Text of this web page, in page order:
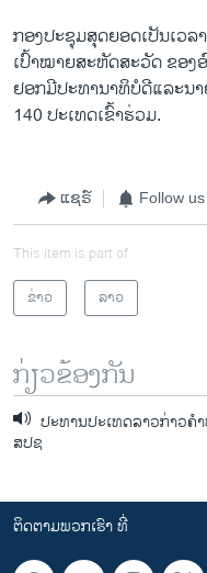
ກອງປະຊຸມສຸດຍອດເປັນເວ
ເປົ້າໝາຍສະຫັດສະວັດ ຂອງ
ຢອກມີປະທານາທິບໍດີແລະນ
140 ປະເທດເຂົ້າຮ່ວມ.
ແຊຣ໌ Follow us
This item is part of
ຂ່າວ
ລາວ
ກ່ຽວຂ້ອງກັນ
ປະທານປະເທດລາວກ່າວຄ
ສປຊ
ຕິດຕາມພວກເຮົາ ທີ່